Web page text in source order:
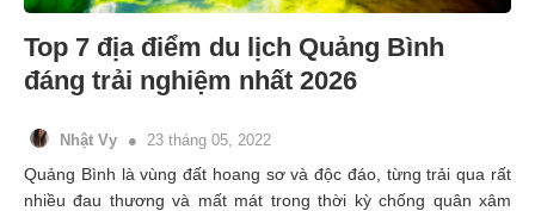
Top 7 địa điểm du lịch Quảng Bình
đáng trải nghiệm nhất 2026
Nhật Vy 23 tháng 05, 2022
Quảng Bình là vùng đất hoang sơ và độc đáo, từng trải qua rất
nhiều đau thương và mất mát trong thời kỳ chống quân xâm